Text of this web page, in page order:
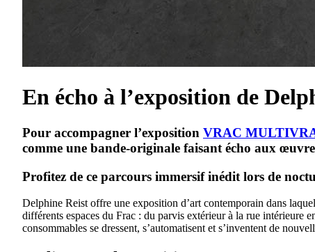
En écho à l’exposition de
Pour accompagner l’exposition VRAC
comme une bande-originale faisant écho aux
Profitez de ce parcours immersif inédit lors de
Delphine Reist offre une exposition d’art contemporain dans
différents espaces du Frac : du parvis extérieur à la rue intérieure
consommables se dressent, s’automatisent et s’inventent de